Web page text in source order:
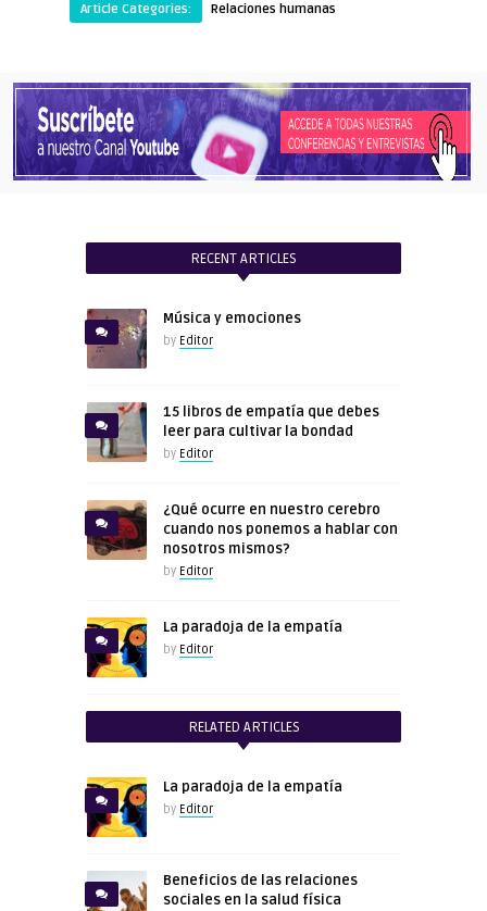
Article Categories: Relaciones humanas
RECENT ARTICLES
Música y emociones
by Editor
15 libros de empatía que debes
leer para cultivar la bondad
by Editor
¿Qué ocurre en nuestro cerebro
cuando nos ponemos a hablar con
nosotros mismos?
by Editor
La paradoja de la empatía
by Editor
RELATED ARTICLES
La paradoja de la empatía
by Editor
Beneficios de las relaciones
sociales en la salud física